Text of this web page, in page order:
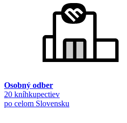
Osobný odber
20 kníhkupectiev
po celom Slovensku